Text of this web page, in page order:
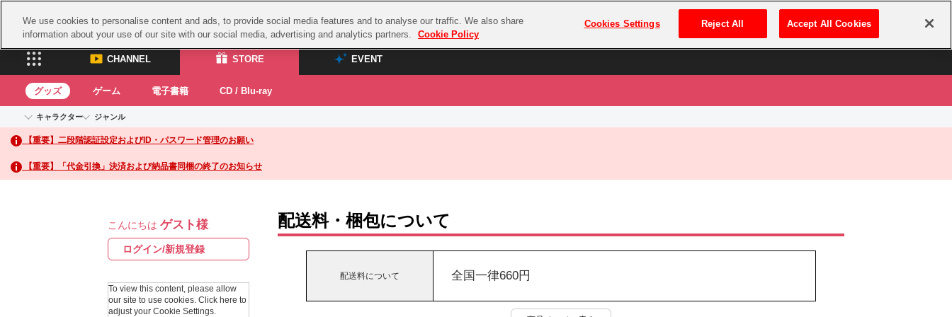
プレミアム会員とは ログイン・新規登録
CHANNEL STORE EVENT
CHANNEL
ASOBI CHANNEL TOP
STORE
ASOBI STORE TOP
グッズ
EVENT
ASOBI STAGE
グッズ ゲーム 電子書籍 CD / Blu-ray
キャラクター
アイドルマスターシリーズ
アイドルマスター
アイドルマスター シンデレラガールズ
アイドルマスター シャイニーカラーズ
学園アイドルマスター
プロジェクトアイマス ヴイアライヴ
テイルズ オブ シリーズ
ナムコクラシック
スサノオマジック
ガンダムシリーズ
ラブライブ！サンシャイン‼
アイドリッシュセブン
ジャンル
イベントグッズ
トイ・ホビー
【重要】二段階認証設定およびID・パスワード管理のお願い
【重要】「代金引換」決済および納品書同梱の終了のお知らせ
こんにちは ゲスト様
ログイン/新規登録
To view this content, please allow
our site to use cookies. Click here to
adjust your Cookie Settings.
配送料・梱包について
配送料について 全国一律660円
We use cookies to personalise content and ads, to provide social media features and to analyse our traffic. We also share
information about your use of our site with our social media, advertising and analytics partners.
Cookie Policy
Cookies Settings Reject All Accept All Cookies